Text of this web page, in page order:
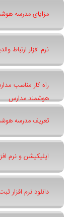
مزایای مدرسه
نرم افزار ارتباط
راه کار مناسب
هوشمند مدارس
تعریف مدرسه
اپلیکیشن و نرم
دانلود نرم افزار